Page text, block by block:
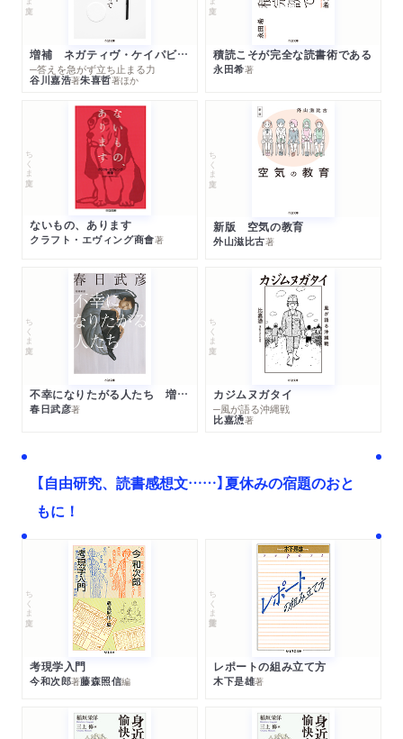
増補 ネガティヴ・ケイパビリティで生きる
─答えを急がず立ち止まる力
谷川嘉浩著朱喜哲著ほか
積読こそが完全な読書術である
永田希著
ちくま文庫
ないもの、あります
クラフト・エヴィング商會著
ちくま文庫
新版 空気の教育
外山滋比古著
ちくま文庫
不幸になりたがる人たち 増補新版
春日武彦著
ちくま文庫
カジムヌガタイ
─風が語る沖縄戦
比嘉慂著
【自由研究、読書感想文……】夏休みの宿題のおと
もに！
ちくま文庫
考現学入門
今和次郎著藤森照信編
ちくま学芸文庫
レポートの組み立て方
木下是雄著